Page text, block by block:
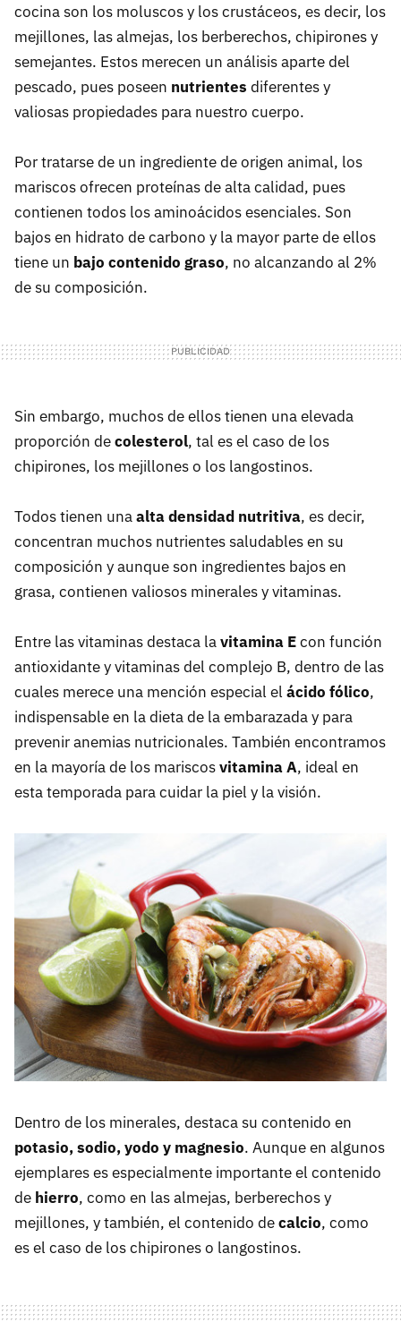
cocina son los moluscos y los crustáceos, es decir, los
mejillones, las almejas, los berberechos, chipirones y
semejantes. Estos merecen un análisis aparte del
pescado, pues poseen nutrientes diferentes y
valiosas propiedades para nuestro cuerpo.
Por tratarse de un ingrediente de origen animal, los
mariscos ofrecen proteínas de alta calidad, pues
contienen todos los aminoácidos esenciales. Son
bajos en hidrato de carbono y la mayor parte de ellos
tiene un bajo contenido graso, no alcanzando al 2%
de su composición.
Sin embargo, muchos de ellos tienen una elevada
proporción decolesterol, tal es el caso de los
chipirones, los mejillones o los langostinos.
Todos tienen unaalta densidad nutritiva, es decir,
concentran muchos nutrientes saludables en su
composición y aunque son ingredientes bajos en
grasa, contienen valiosos minerales y vitaminas.
Entre las vitaminas destaca lavitamina Econ función
antioxidante y vitaminas del complejo B, dentro de las
cuales merece una mención especial el ácido fólico,
indispensable en la dieta de la embarazada y para
prevenir anemias nutricionales. También encontramos
en la mayoría de los mariscosvitamina A, ideal en
esta temporada para cuidar la piel y la visión.
Dentro de los minerales, destaca su contenido en
potasio, sodio, yodo y magnesio. Aunque en algunos
ejemplares es especialmente importante el contenido
de hierro, como en las almejas, berberechos y
mejillones, y también, el contenido decalcio, como
es el caso de los chipirones o langostinos.